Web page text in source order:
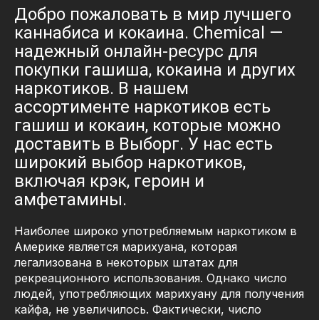
Добро пожаловать в мир лучшего
каннабиса и кокаина. Chemical —
надежный онлайн-ресурс для
покупки гашиша, кокаина и других
наркотиков. В нашем
ассортименте наркотиков есть
гашиш и кокаин, которые можно
доставить в Выборг. У нас есть
широкий выбор наркотиков,
включая крэк, героин и
амфетамины.
Наиболее широко употребляемым наркотиком в
Америке является марихуана, которая
легализована в некоторых штатах для
рекреационного использования. Однако число
людей, употребляющих марихуану для получения
кайфа, не увеличилось. Фактически, число